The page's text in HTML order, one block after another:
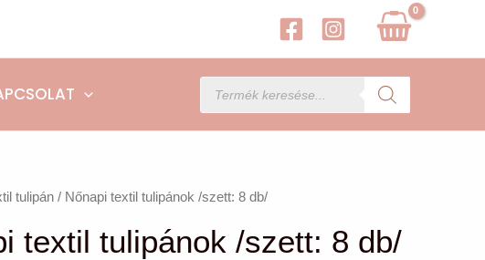
Products
search
tulipán / Nőnapi textil tulipánok /szett: 8 db/
textil tulipánok /szett: 8 db/